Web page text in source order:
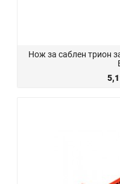
Нож за саблен трион